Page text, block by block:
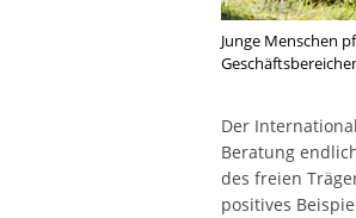
Junge Menschen
Der
Beratung
des freien
positives